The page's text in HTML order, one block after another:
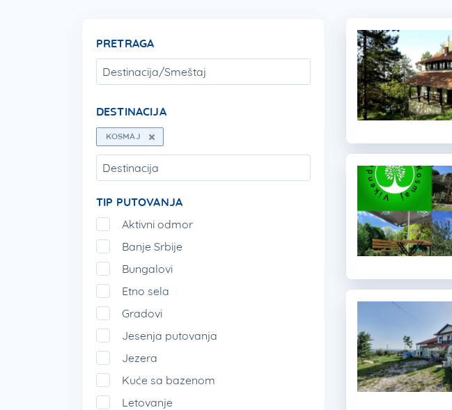
PRETRAGA
DESTINACIJA
KOSMAJ
TIP PUTOVANJA
Aktivni odmor
Banje Srbije
Bungalovi
Etno sela
Gradovi
Jesenja putovanja
Jezera
Kuće sa bazenom
Letovanje